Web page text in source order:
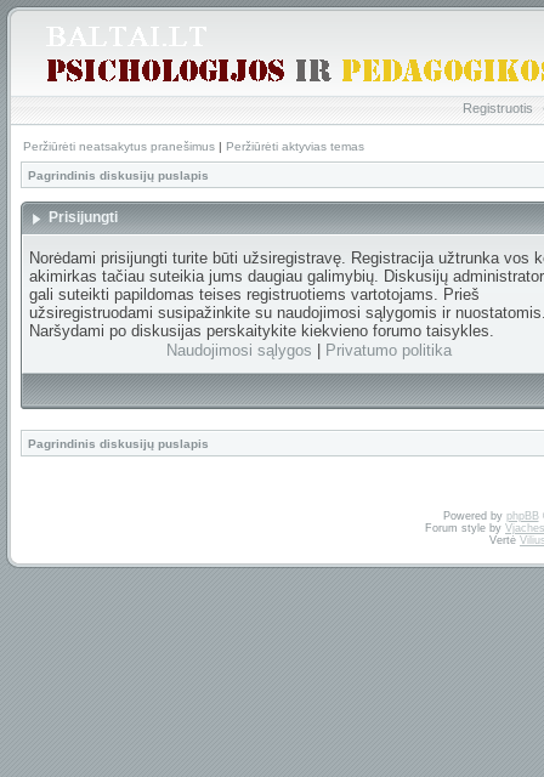
Registruotis
Peržiūrėti neatsakytus pranešimus | Peržiūrėti aktyvias temas
Pagrindinis diskusijų puslapis
Prisijungti
Norėdami prisijungti turite būti užsiregistravę. Registracija užtrunka vos
akimirkas tačiau suteikia jums daugiau galimybių. Diskusijų
gali suteikti papildomas teises registruotiems vartotojams. Prieš
užsiregistruodami susipažinkite su naudojimosi sąlygomis ir
Naršydami po diskusijas perskaitykite kiekvieno forumo taisykles.
Naudojimosi sąlygos
Privatumo politika
Pagrindinis diskusijų puslapis
Powered by phpBB
Forum style by
Vertė